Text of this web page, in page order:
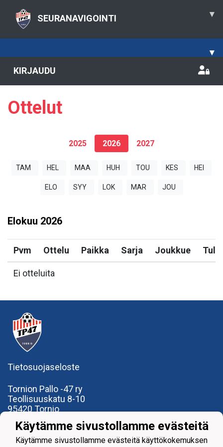
SEURANAVIGOINTI ▾
▾
KIRJAUDU
Ottelut
2025 2026 2027
TAM HEL MAA HUH TOU KES HEI
ELO SYY LOK MAR JOU
Elokuu 2026
Pvm Ottelu Paikka Sarja Joukkue
Ei otteluita
Tietosuojaseloste
Tornion Pallo -47 ry
Teollisuuskatu 8-10
95420 Tornio
office@tp47.com
Käytämme sivustollamme evästeitä
Käytämme sivustollamme evästeitä käyttökokemuksen